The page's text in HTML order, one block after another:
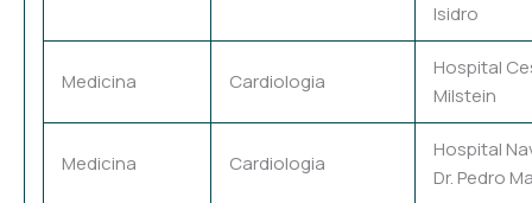
Isidro
Medicina Cardiologia
Hospital
Milstein
Medicina Cardiologia
Hospital
Dr. Pedro